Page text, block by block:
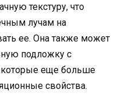
текстуру, что
лучам на
ее. Она также может
подложку с
еще больше
свойства.